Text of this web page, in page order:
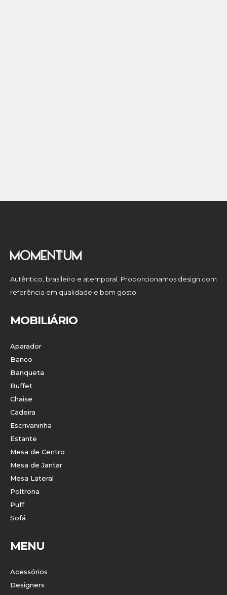
Autêntico, brasileiro e atemporal. Proporcionamos design com
referência em qualidade e bom gosto.
MOBILIÁRIO
Aparador
Banco
Banqueta
Buffet
Chaise
Cadeira
Escrivaninha
Estante
Mesa de Centro
Mesa de Jantar
Mesa Lateral
Poltrona
Puff
Sofá
MENU
Acessórios
Designers